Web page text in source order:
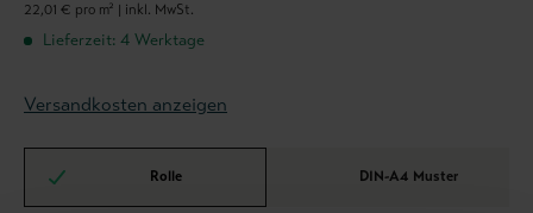
22,01 € pro m² | inkl. MwSt.
Lieferzeit: 4 Werktage
Versandkosten anzeigen
Rolle DIN-A4 Muster